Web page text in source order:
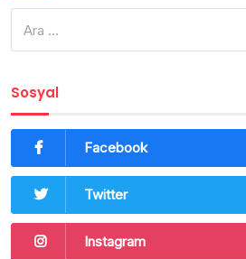
Sosyal
Facebook
Twitter
Instagram